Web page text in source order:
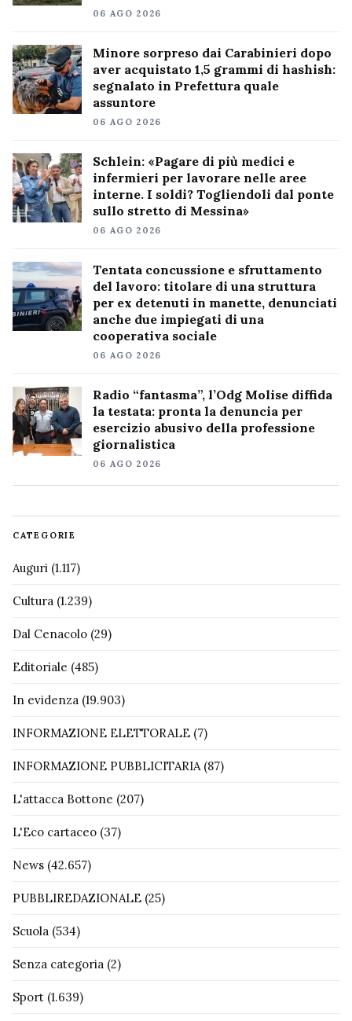
06 AGO 2026
Minore sorpreso dai Carabinieri dopo
aver acquistato 1,5 grammi di hashish:
segnalato in Prefettura quale
assuntore
06 AGO 2026
Schlein: «Pagare di più medici e
infermieri per lavorare nelle aree
interne. I soldi? Togliendoli dal ponte
sullo stretto di Messina»
06 AGO 2026
Tentata concussione e sfruttamento
del lavoro: titolare di una struttura
per ex detenuti in manette, denunciati
anche due impiegati di una
cooperativa sociale
06 AGO 2026
Radio “fantasma”, l’Odg Molise diffida
la testata: pronta la denuncia per
esercizio abusivo della professione
giornalistica
06 AGO 2026
CATEGORIE
Auguri (1.117)
Cultura (1.239)
Dal Cenacolo (29)
Editoriale (485)
In evidenza (19.903)
INFORMAZIONE ELETTORALE (7)
INFORMAZIONE PUBBLICITARIA (87)
L'attacca Bottone (207)
L'Eco cartaceo (37)
News (42.657)
PUBBLIREDAZIONALE (25)
Scuola (534)
Senza categoria (2)
Sport (1.639)